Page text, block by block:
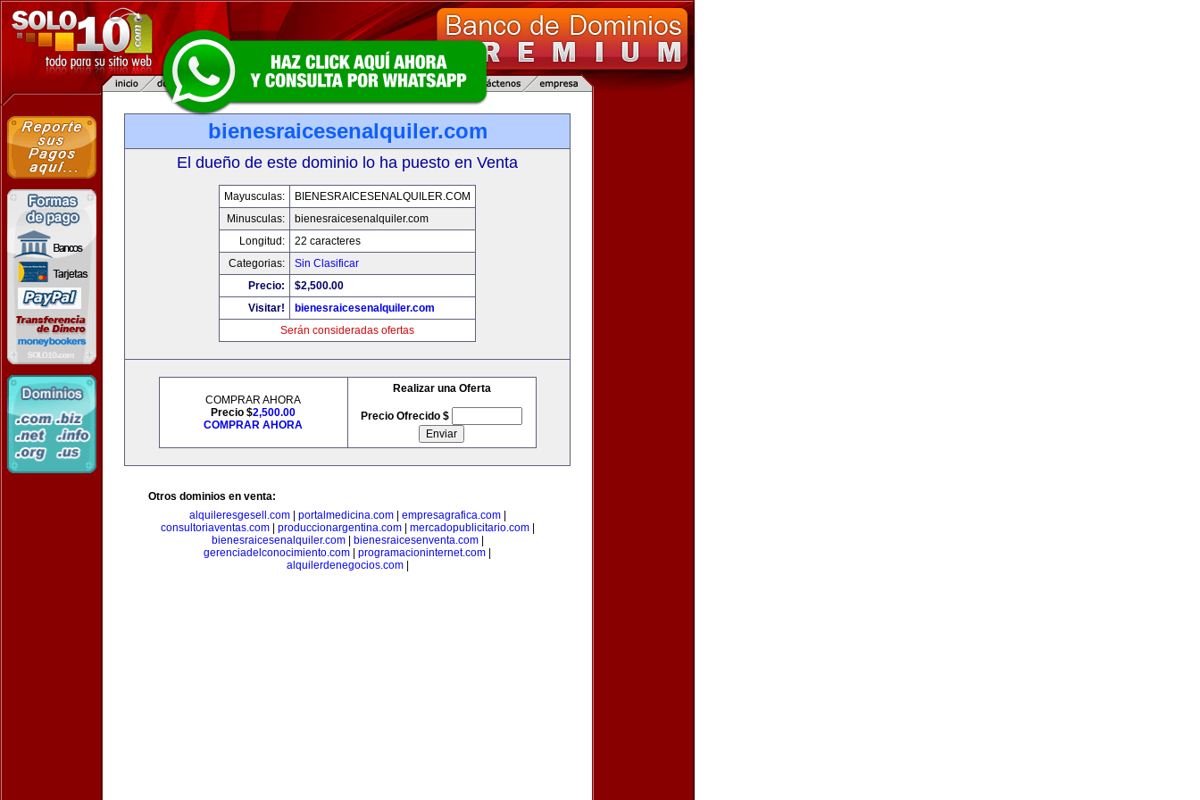
bienesraicesenalquiler.com
El dueño de este dominio lo ha puesto en Venta
Mayusculas:
BIENESRAICESENALQUILER.COM
Minusculas:
bienesraicesenalquiler.com
Longitud:
22 caracteres
Categorias:
Sin Clasificar
Precio:
$2,500.00
Visitar!
bienesraicesenalquiler.com
Serán consideradas ofertas
COMPRAR AHORA
Precio $2,500.00
COMPRAR AHORA
Realizar una Oferta
Precio Ofrecido $
Otros dominios en venta:
alquileresgesell.com| portalmedicina.com| empresagrafica.com|
consultoriaventas.com| produccionargentina.com| mercadopublicitario.com|
bienesraicesenalquiler.com| bienesraicesenventa.com|
gerenciadelconocimiento.com
programacioninternet.com
alquilerdenegocios.com|